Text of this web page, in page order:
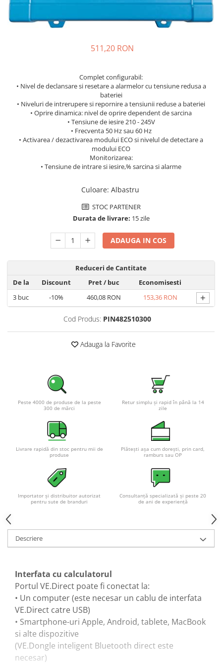
Incarcatoare acumulatori
Panouri fotovoltaice si accesorii
Panouri fotovoltaice
Sisteme prindere panouri
Invertoare
Invertoare Hibrid
Invertoare On-grid
Convertoare de tensiune
Sisteme de stocare energie
Pachete complete stocare energie
Sisteme de Stocare Comerciale
Sisteme fotovoltaice complete
mica (rulota/caravan/case de
vacanta)
Sisteme fotovoltaice profesionale
Pachete sisteme fotovoltaice
Statii de incarcare vehicule
Prize de incarcare vehicule
electrice
Turbine eoliene pentru casă
Acumulatori VRLA AGM/GEL /
Tractiune / LiFePo4
Baterii si acumulatori gel si VRLA
Baterii si acumulatori AGM VRLA
de 6-12 V
Acumulatori Moto, ATV
GEL
AGM
SLA AGM (Sealed Lead Acid)
Deep Cycle - Tractiune/Semi-
Tractiune
Marine & Caravan
APC
Pachete acumulatori VRLA
Sisteme de management (BMS)
511,20 RON
Complet configurabil:
• Nivel de declansare si resetare a alarmelor cu tensiune redusa a
bateriei
• Niveluri de intrerupere si repornire a tensiunii reduse a bateriei
• Oprire dinamica: nivel de oprire dependent de sarcina
• Tensiune de iesire 210 - 245V
• Frecventa 50 Hz sau 60 Hz
• Activarea / dezactivarea modului ECO si nivelul de detectare a
modului ECO
Monitorizarea:
• Tensiune de intrare si iesire,% sarcina si alarme
Culoare: Albastru
STOC PARTENER
Durata de livrare: 15 zile
ADAUGA IN COS
Reduceri de Cantitate
De la
Discount Pret/ buc
Economisesti
3 buc -10% 460,08 RON 153,36 RON +
Cod Produs: PIN482510300
Adauga la Favorite
Peste 4000 de produse de la peste
300 de mărci
Retur simplu și rapid în până la 14
zile
Livrare rapidă din stoc pentru mii de
produse
Plătești așa cum dorești, prin card,
ramburs sau OP
Importator și distribuitor autorizat
pentru sute de branduri
Consultanță specializată și peste 20
de ani de experiență
Descriere
Interfata cu calculatorul
Portul VE.Direct poate fi conectat la:
• Un computer (este necesar un cablu de interfata
VE.Direct catre USB)
• Smartphone-uri Apple, Android, tablete, MacBook
si alte dispozitive
(VE.Dongle inteligent Bluetooth direct este
necesar)